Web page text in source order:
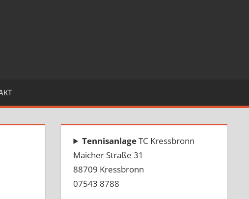
TennisanlageTC Kressbronn
Maicher Straße 31
88709 Kressbronn
07543 8788